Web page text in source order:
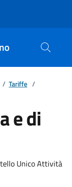
/ Tariffe /
e di
Unico Attività